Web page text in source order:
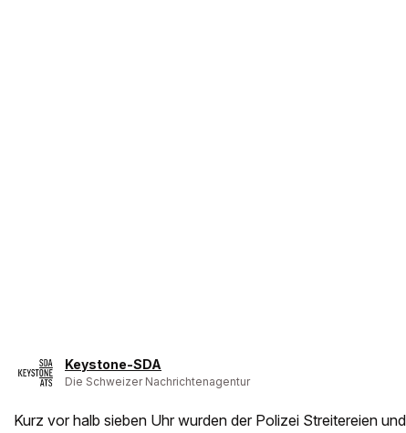
Keystone-SDA
Die Schweizer Nachrichtenagentur
Kurz vor halb sieben Uhr wurden der Polizei Streitereien